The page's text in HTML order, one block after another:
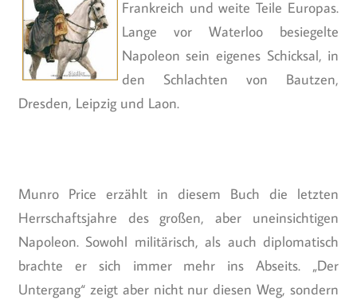
Frankreich und weite Teile Europas.
Lange vor Waterloo besiegelte
Napoleon sein eigenes Schicksal, in
den Schlachten von Bautzen,
Dresden, Leipzig und Laon.
Munro Price erzählt in diesem Buch die letzten
Herrschaftsjahre des großen, aber uneinsichtigen
Napoleon. Sowohl militärisch, als auch diplomatisch
brachte er sich immer mehr ins Abseits. „Der
Untergang“ zeigt aber nicht nur diesen Weg, sondern